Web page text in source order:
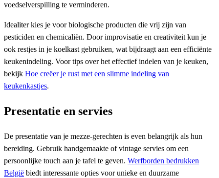
voedselverspilling te verminderen.
Idealiter kies je voor biologische producten die vrij zijn van
pesticiden en chemicaliën. Door improvisatie en creativiteit kun je
ook restjes in je koelkast gebruiken, wat bijdraagt aan een efficiënte
keukenindeling. Voor tips over het effectief indelen van je keuken,
bekijk Hoe creëer je rust met een slimme indeling van
keukenkastjes.
Presentatie en servies
De presentatie van je mezze-gerechten is even belangrijk als hun
bereiding. Gebruik handgemaakte of vintage servies om een
persoonlijke touch aan je tafel te geven. Werfborden bedrukken
België biedt interessante opties voor unieke en duurzame